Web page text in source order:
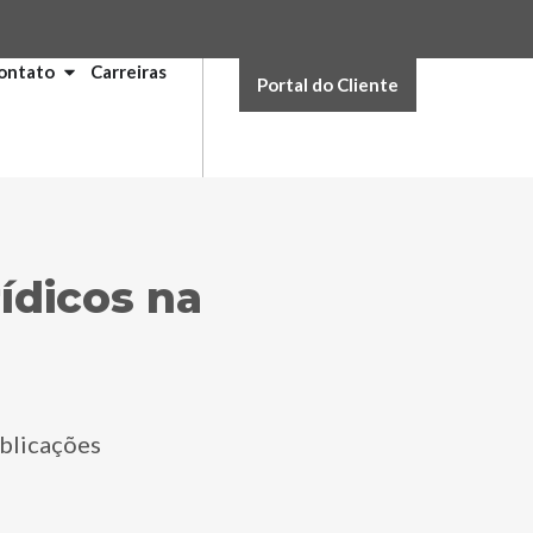
Carreiras
Portal do Cliente
na